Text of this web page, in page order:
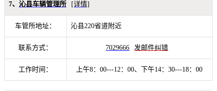
7、 沁县车辆管理所 [详情]
车管所地址： 沁县220省道附近
联系方式： 7029666 发邮件纠错
工作时间： 上午8：00---12：00、下午14：30---18：00